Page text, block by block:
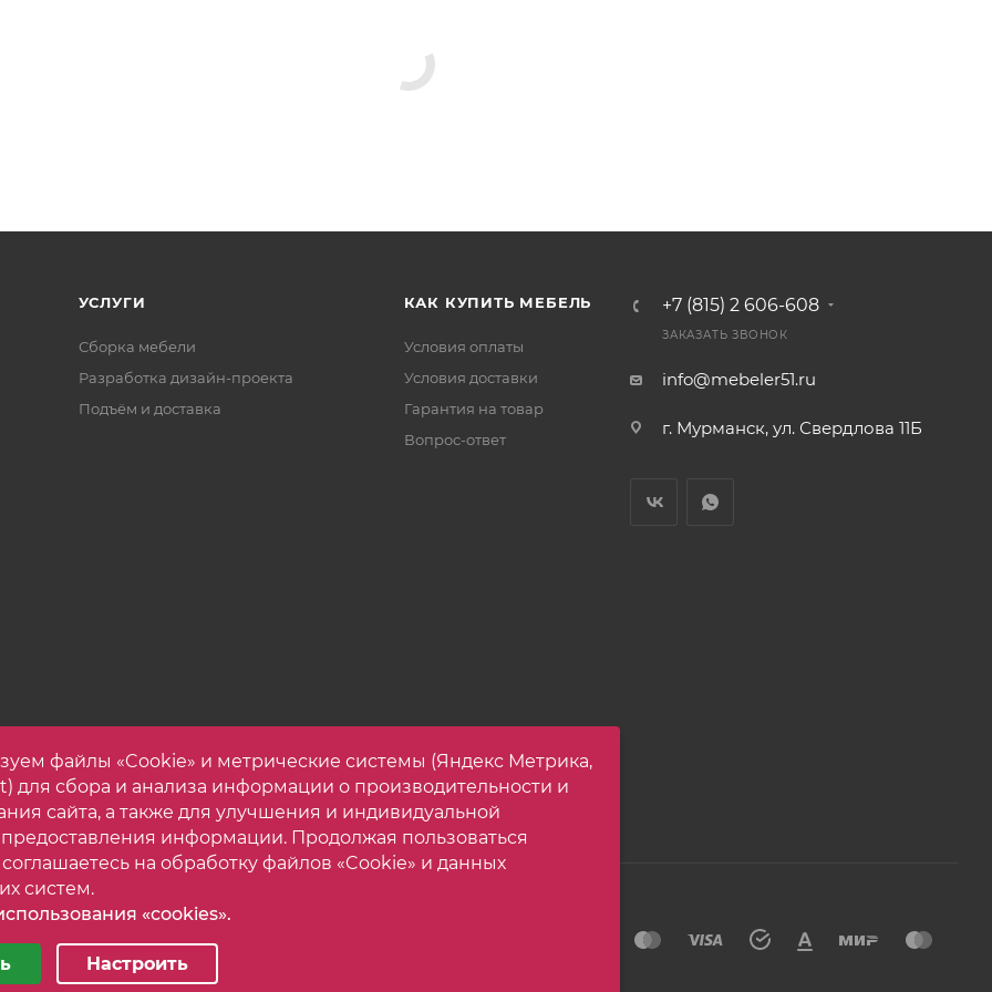
х 50.6 см - 1 шт.
- 2 шт.
модулей указана без учета толщины столешницы.
и нижних модулей указана с учетом фасадов.
не входит.
УСЛУГИ
Сборка мебели
Разработка дизайн-проекта
Подъём и доставка
КАК КУПИТЬ МЕБЕЛЬ
Условия оплаты
Условия доставки
Гарантия на товар
Вопрос-ответ
+7 (815) 2 606-608
ЗАКАЗАТЬ ЗВОНОК
info@mebeler51.ru
г. Мурманск, ул. Свердлова 11Б
корпусной мебели. Все права защищены.
файлы «Cookie» и метрические системы (Яндекс Метрика,
для сбора и анализа информации о производительности и
сайта, а также для улучшения и индивидуальной
информации. Продолжая пользоваться
на обработку файлов «Cookie» и данных
систем.
«cookies».
Аналитические/Функциональные
Настроить